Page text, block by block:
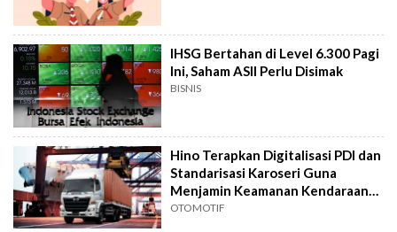
IHSG Bertahan di Level 6.300 Pagi
Ini, Saham ASII Perlu Disimak
BISNIS
Hino Terapkan Digitalisasi PDI dan
Standarisasi Karoseri Guna
Menjamin Keamanan Kendaraan
Niaga
OTOMOTIF